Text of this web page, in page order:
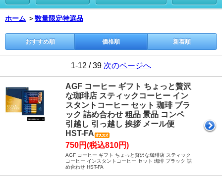
ホーム ＞数量限定特選品
おすすめ順 価格順 新着順
1-12 / 39 次のページへ
AGF コーヒー ギフト ちょっと贅沢
な珈琲店 スティックコーヒー イン
スタントコーヒー セット 珈琲 ブラ
ック 詰め合わせ 粗品 景品 コンペ
引越し 引っ越し 挨拶 メール便
HST-FA
750円(税込810円)
AGF コーヒー ギフト ちょっと贅沢な珈琲店 スティック
コーヒー インスタントコーヒー セット 珈琲 ブラック 詰
め合わせ HST-FA